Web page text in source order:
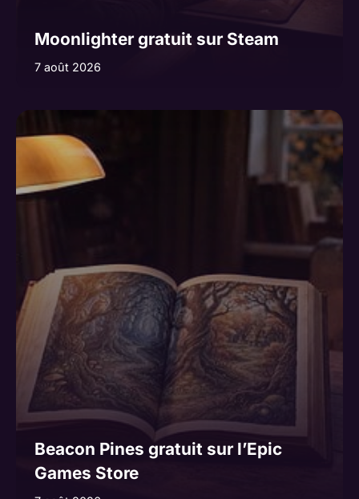
Moonlighter gratuit sur Steam
7 août 2026
Beacon Pines gratuit sur l’Epic
Games Store